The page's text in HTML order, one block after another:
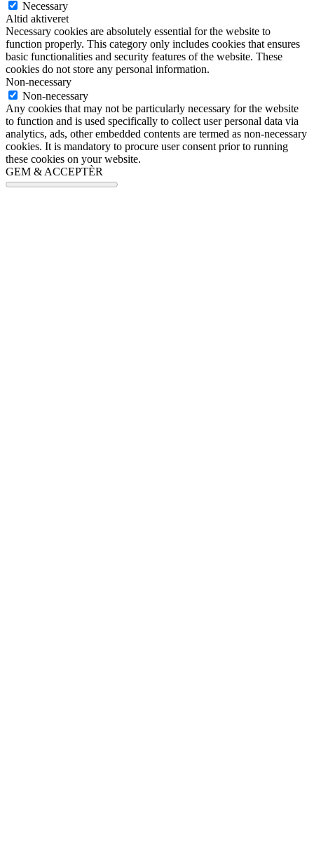
Necessary
Altid aktiveret
Necessary cookies are absolutely essential for the website to
function properly. This category only includes cookies that ensures
basic functionalities and security features of the website. These
cookies do not store any personal information.
Non-necessary
Non-necessary
Any cookies that may not be particularly necessary for the website
to function and is used specifically to collect user personal data via
analytics, ads, other embedded contents are termed as non-necessary
cookies. It is mandatory to procure user consent prior to running
these cookies on your website.
GEM & ACCEPTÈR